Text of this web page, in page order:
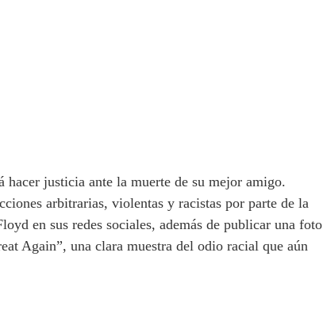
hacer justicia ante la muerte de su mejor amigo.
arbitrarias, violentas y racistas por parte de la
en sus redes sociales, además de publicar una foto
Again”, una clara muestra del odio racial que aún